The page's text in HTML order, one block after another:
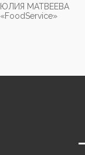
ЮЛИЯ МАТВЕЕВА
«FoodService»